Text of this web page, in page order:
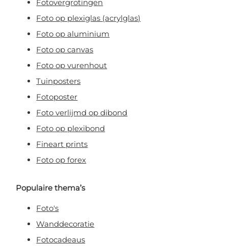
Fotovergrotingen
Foto op plexiglas (acrylglas)
Foto op aluminium
Foto op canvas
Foto op vurenhout
Tuinposters
Fotoposter
Foto verlijmd op dibond
Foto op plexibond
Fineart prints
Foto op forex
Populaire thema’s
Foto's
Wanddecoratie
Fotocadeaus